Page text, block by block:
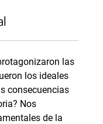
las
los ideales
consecuencias
Nos
de la